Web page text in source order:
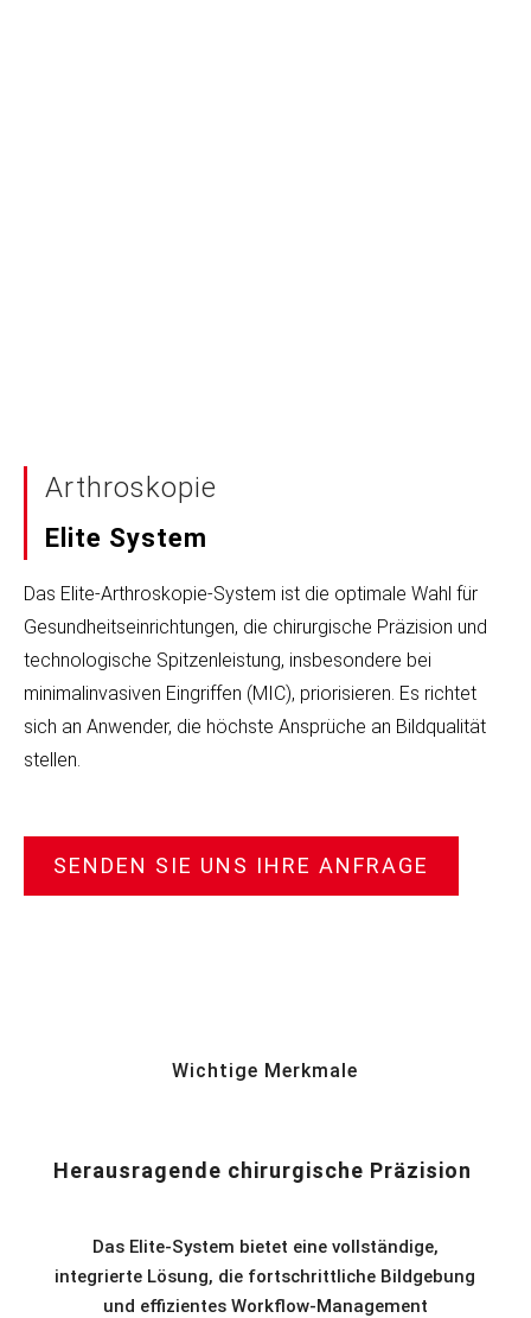
Arthroskopie
Elite System
Das Elite-Arthroskopie-System ist die optimale Wahl für
Gesundheitseinrichtungen, die chirurgische Präzision und
technologische Spitzenleistung, insbesondere bei
minimalinvasiven Eingriffen (MIC), priorisieren. Es richtet
sich an Anwender, die höchste Ansprüche an Bildqualität
stellen.
SENDEN SIE UNS IHRE ANFRAGE
Wichtige Merkmale
Herausragende chirurgische Präzision
Das Elite-System bietet eine vollständige,
integrierte Lösung, die fortschrittliche Bildgebung
und effizientes Workflow-Management